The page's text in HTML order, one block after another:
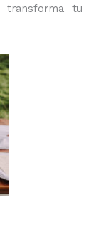
transforma tu